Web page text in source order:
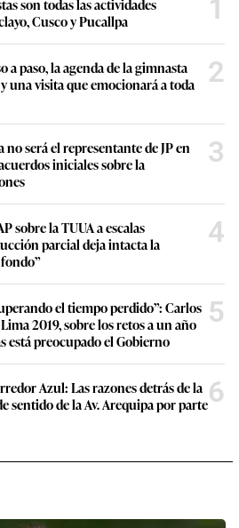
son todas las actividades
Cusco y Pucallpa
1
a paso, la agenda de la gimnasta
una visita que emocionará a toda
2
será el representante de JP en
iniciales sobre la
3
sobre la TUUA a escalas
parcial deja intacta la
4
el tiempo perdido”: Carlos
2019, sobre los retos a un año
está preocupado el Gobierno
5
Azul: Las razones detrás de la
sentido de la Av. Arequipa por parte6